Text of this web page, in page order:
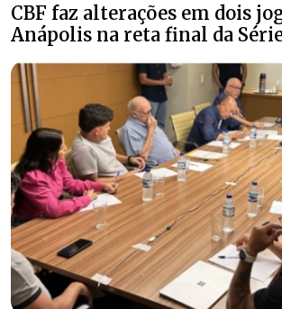
CBF faz alterações em dois
Anápolis na reta final da